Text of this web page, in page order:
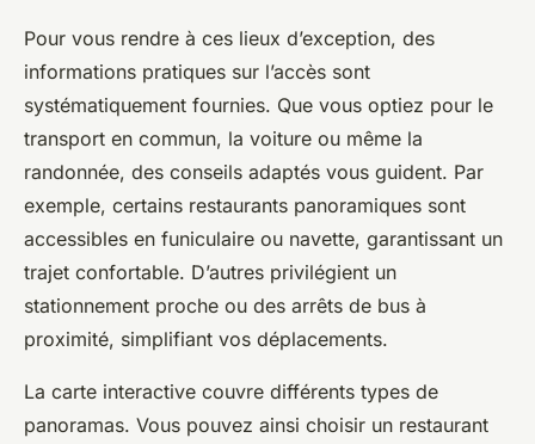
Pour vous rendre à ces lieux d’exception, des
informations pratiques sur l’accès sont
systématiquement fournies. Que vous optiez pour le
transport en commun, la voiture ou même la
randonnée, des conseils adaptés vous guident. Par
exemple, certains restaurants panoramiques sont
accessibles en funiculaire ou navette, garantissant un
trajet confortable. D’autres privilégient un
stationnement proche ou des arrêts de bus à
proximité, simplifiant vos déplacements.
La carte interactive couvre différents types de
panoramas. Vous pouvez ainsi choisir un restaurant